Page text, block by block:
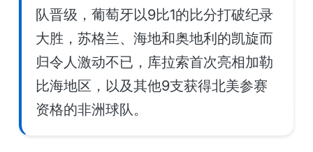
队晋级，葡萄牙以9比1的比分打破纪录
大胜，苏格兰、海地和奥地利的凯旋而
归令人激动不已，库拉索首次亮相加勒
比海地区，以及其他9支获得北美参赛
资格的非洲球队。